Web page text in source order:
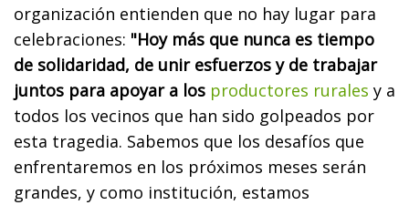
organización entienden que no hay lugar para
celebraciones: "Hoy más que nunca es tiempo
de solidaridad, de unir esfuerzos y de trabajar
juntos para apoyar a los productores rurales y a
todos los vecinos que han sido golpeados por
esta tragedia. Sabemos que los desafíos que
enfrentaremos en los próximos meses serán
grandes, y como institución, estamos